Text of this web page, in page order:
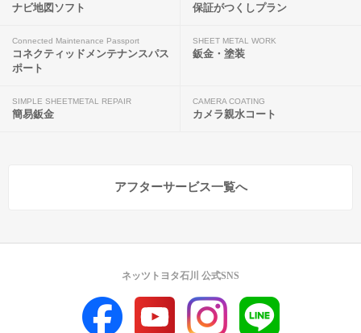
ナビ地図ソフト 保証がつくしプラン
Connected Maintenance Passport
コネクティッドメンテナンスパス
ポート
SHEET METAL WORK
鈑金・塗装
SIMPLE SHEETMETAL REPAIR
簡易鈑金
CAMERA COATING
カメラ親水コート
アフターサービス一覧へ
ネッツトヨタ石川 公式SNS